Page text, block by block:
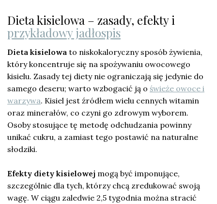
Dieta kisielowa – zasady, efekty i
przykładowy jadłospis
Dieta kisielowa to niskokaloryczny sposób żywienia,
który koncentruje się na spożywaniu owocowego
kisielu. Zasady tej diety nie ograniczają się jedynie do
samego deseru; warto wzbogacić ją o świeże owoce i
warzywa. Kisiel jest źródłem wielu cennych witamin
oraz minerałów, co czyni go zdrowym wyborem.
Osoby stosujące tę metodę odchudzania powinny
unikać cukru, a zamiast tego postawić na naturalne
słodziki.
Efekty diety kisielowej mogą być imponujące,
szczególnie dla tych, którzy chcą zredukować swoją
wagę. W ciągu zaledwie 2,5 tygodnia można stracić